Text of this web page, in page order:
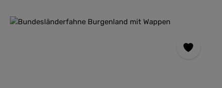
Bildergalerie überspringen